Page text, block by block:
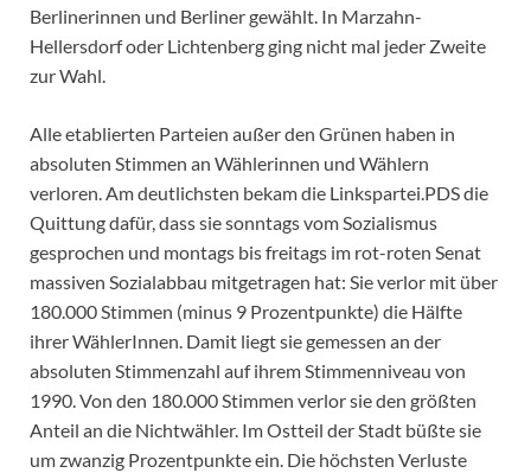
Berlinerinnen und Berliner gewählt. In Marzahn-
Hellersdorf oder Lichtenberg ging nicht mal jeder Zweite
zur Wahl.
Alle etablierten Parteien außer den Grünen haben in
absoluten Stimmen an Wählerinnen und Wählern
verloren. Am deutlichsten bekam die Linkspartei.PDS die
Quittung dafür, dass sie sonntags vom Sozialismus
gesprochen und montags bis freitags im rot-roten Senat
massiven Sozialabbau mitgetragen hat: Sie verlor mit über
180.000 Stimmen (minus 9 Prozentpunkte) die Hälfte
ihrer WählerInnen. Damit liegt sie gemessen an der
absoluten Stimmenzahl auf ihrem Stimmenniveau von
1990. Von den 180.000 Stimmen verlor sie den größten
Anteil an die Nichtwähler. Im Ostteil der Stadt büßte sie
um zwanzig Prozentpunkte ein. Die höchsten Verluste